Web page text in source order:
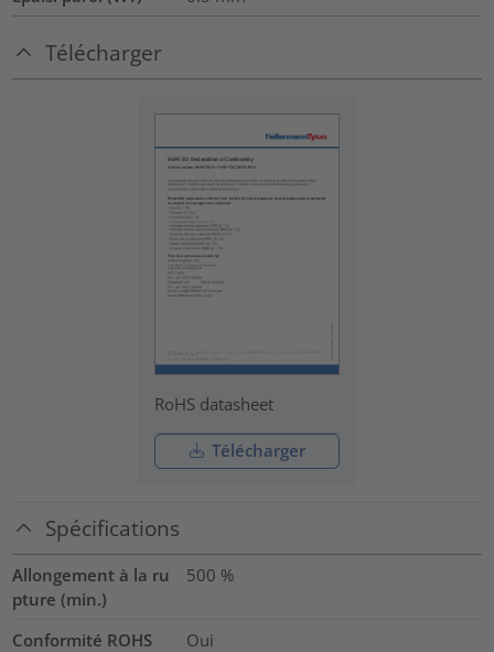
Télécharger
RoHS datasheet
Télécharger
Spécifications
Allongement à la ru
pture (min.)
500 %
Conformité ROHS
Oui